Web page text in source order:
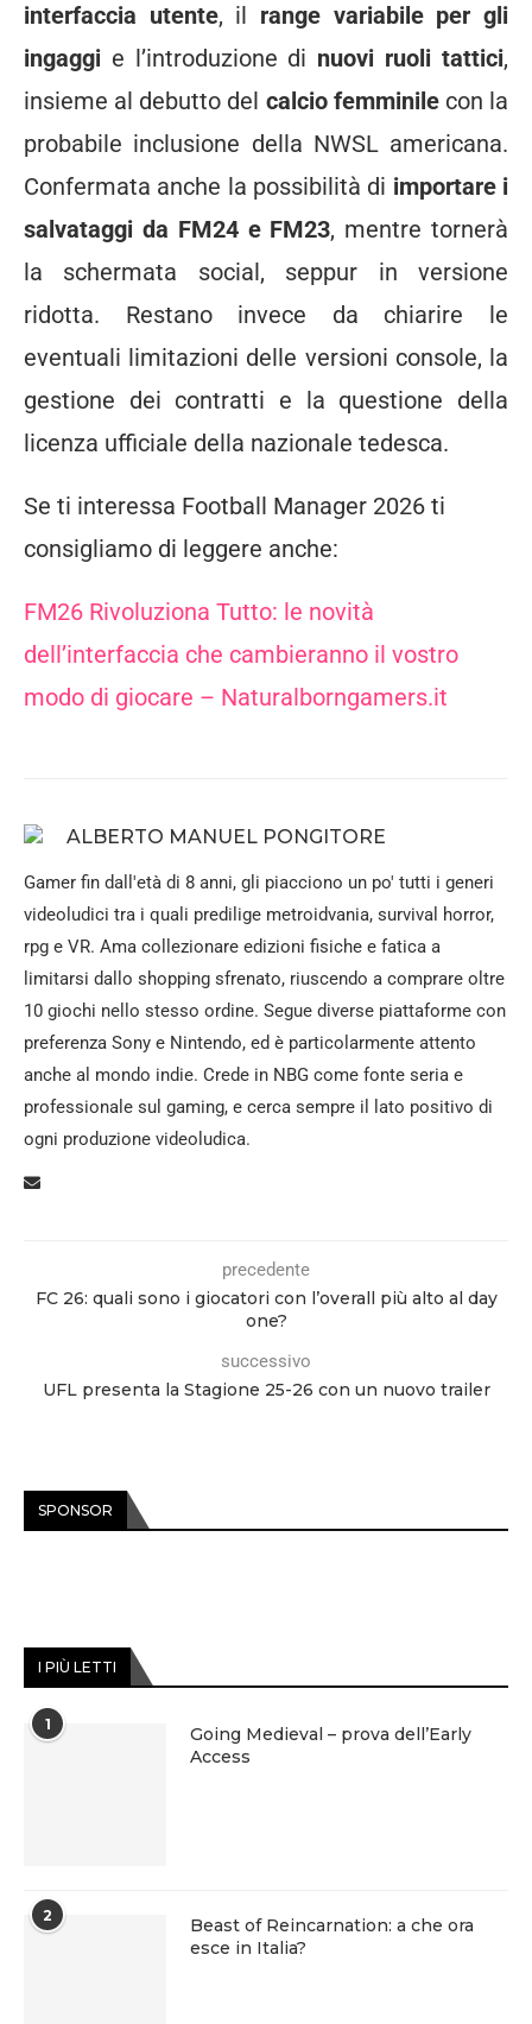
interfaccia utente, il range variabile per gli
ingaggi e l’introduzione di nuovi ruoli tattici,
insieme al debutto del calcio femminilecon la
probabile inclusione della NWSL americana.
Confermata anche la possibilità di importare i
salvataggi da FM24 e FM23, mentre tornerà
la schermata social, seppur in versione
ridotta. Restano invece da chiarire le
eventuali limitazioni delle versioni console, la
gestione dei contratti e la questione della
licenza ufficiale della nazionale tedesca.
Se ti interessa Football Manager 2026 ti
consigliamo di leggere anche:
FM26 Rivoluziona Tutto: le novità
dell’interfaccia che cambieranno il vostro
modo di giocare – Naturalborngamers.it
ALBERTO MANUEL PONGITORE
Gamer fin dall'età di 8 anni, gli piacciono un po' tutti i generi
videoludici tra i quali predilige metroidvania, survival horror,
rpg e VR. Ama collezionare edizioni fisiche e fatica a
limitarsi dallo shopping sfrenato, riuscendo a comprare oltre
10 giochi nello stesso ordine. Segue diverse piattaforme con
preferenza Sony e Nintendo, ed è particolarmente attento
anche al mondo indie. Crede in NBG come fonte seria e
professionale sul gaming, e cerca sempre il lato positivo di
ogni produzione videoludica.
precedente
FC 26: quali sono i giocatori con l’overall più alto al day
one?
successivo
UFL presenta la Stagione 25-26 con un nuovo trailer
SPONSOR
I PIÙ LETTI
1
Going Medieval – prova dell’Early
Access
2
Beast of Reincarnation: a che ora
esce in Italia?